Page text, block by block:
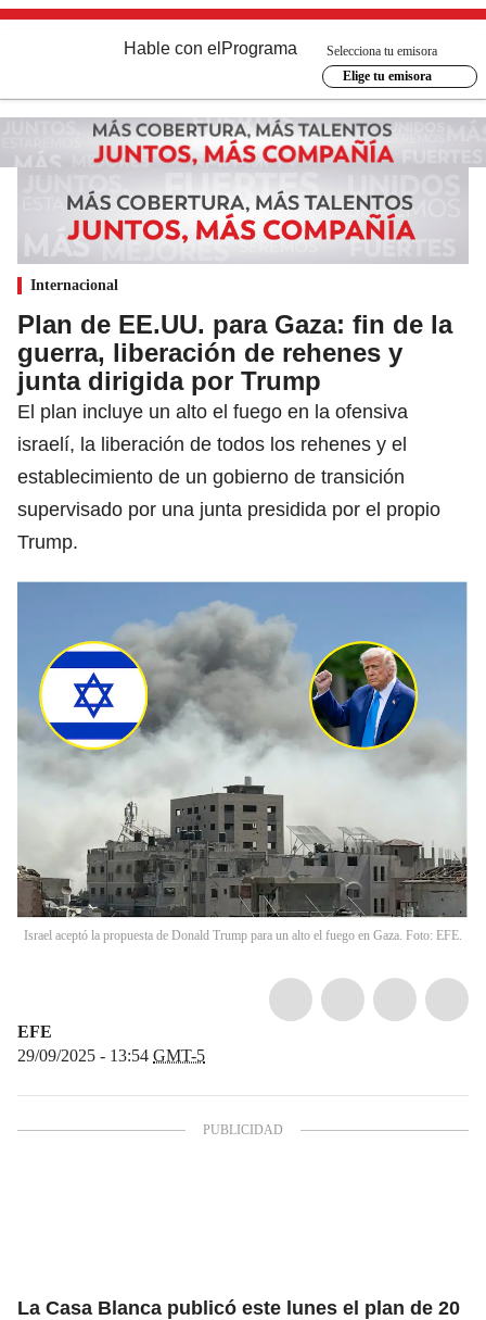
Hable con el Programa
Selecciona tu emisora
Elige tu emisora
Internacional
Plan de EE.UU. para Gaza: fin de la
guerra, liberación de rehenes y
junta dirigida por Trump
El plan incluye un alto el fuego en la ofensiva
israelí, la liberación de todos los rehenes y el
establecimiento de un gobierno de transición
supervisado por una junta presidida por el propio
Trump.
Israel aceptó la propuesta de Donald Trump para un alto el fuego en Gaza. Foto: EFE.
EFE
29/09/2025 - 13:54 GMT-5
La Casa Blanca publicó este lunes el plan de 20